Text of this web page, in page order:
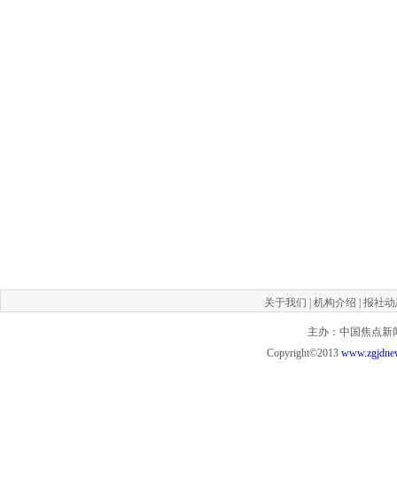
关于我们 机构介绍 报社
主办：中国焦点新
Copyright©2013